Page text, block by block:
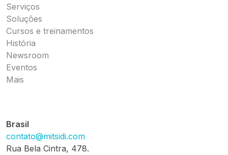
Serviços
Soluções
Cursos e treinamentos
História
Newsroom
Eventos
Mais
Brasil
contato@mitsidi.com
Rua Bela Cintra, 478.